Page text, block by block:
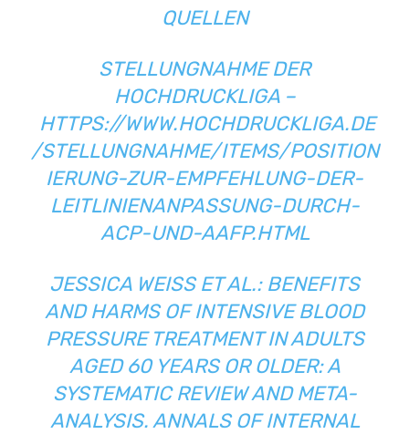
QUELLEN
STELLUNGNAHME DER
HOCHDRUCKLIGA –
HTTPS://WWW.HOCHDRUCKLIGA.DE
/STELLUNGNAHME/ITEMS/POSITION
IERUNG-ZUR-EMPFEHLUNG-DER-
LEITLINIENANPASSUNG-DURCH-
ACP-UND-AAFP.HTML
JESSICA WEISS ET AL.: BENEFITS
AND HARMS OF INTENSIVE BLOOD
PRESSURE TREATMENT IN ADULTS
AGED 60 YEARS OR OLDER: A
SYSTEMATIC REVIEW AND META-
ANALYSIS. ANNALS OF INTERNAL